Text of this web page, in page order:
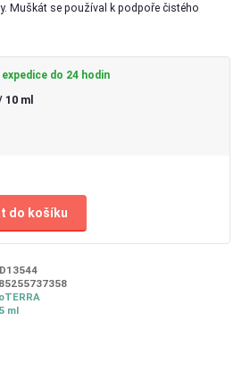
Muškát se používal k podpoře čistého
do 24 hodin
10 ml
do košíku
ml